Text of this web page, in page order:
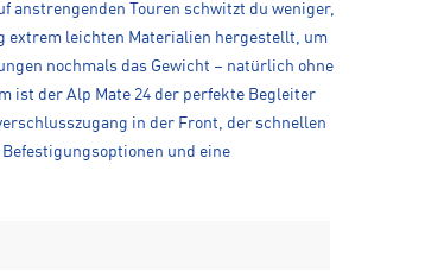
anstrengenden Touren schwitzt du weniger,
extrem leichten Materialien hergestellt, um
nochmals das Gewicht – natürlich ohne
ist der Alp Mate 24 der perfekte Begleiter
in der Front, der schnellen
und eine